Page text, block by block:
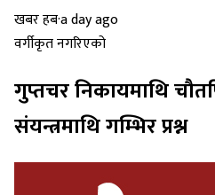
खबर हब·a day ago
वर्गीकृत नगरिएको
गुप्तचर निकायमाथि
संयन्त्रमाथि गम्भिर प्रश्न